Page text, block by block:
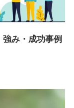
み・成功事例